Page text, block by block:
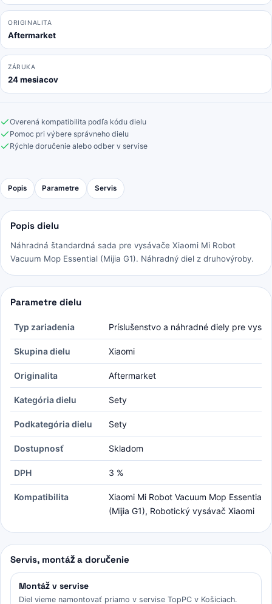
ORIGINALITA
Aftermarket
ZÁRUKA
24 mesiacov
Overená kompatibilita podľa kódu dielu
Pomoc pri výbere správneho dielu
Rýchle doručenie alebo odber v servise
Popis Parametre Servis
Popis dielu
Náhradná štandardná sada pre vysávače Xiaomi Mi Robot
Vacuum Mop Essential (Mijia G1). Náhradný diel z druhovýroby.
Parametre dielu
Typ zariadenia Príslušenstvo a náhradné diely pre
Skupina dielu Xiaomi
Originalita Aftermarket
Kategória dielu Sety
Podkategória dielu Sety
Dostupnosť Skladom
DPH 3 %
Kompatibilita
Xiaomi Mi Robot Vacuum Mop Essential
(Mijia G1), Robotický vysávač Xiaomi
Servis, montáž a doručenie
Montáž v servise
Diel vieme namontovať priamo v servise TopPC v Košiciach.